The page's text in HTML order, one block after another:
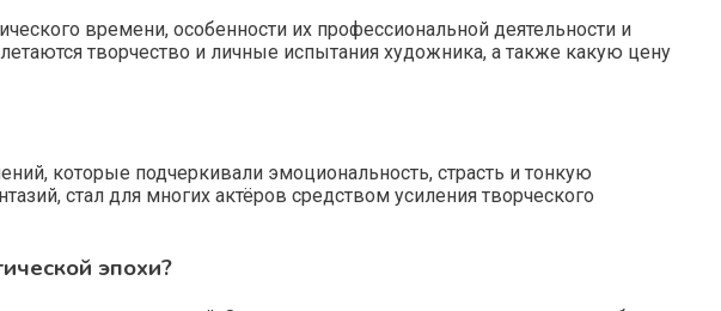
времени, особенности их профессиональной деятельности и
творчество и личные испытания художника, а также какую цену
которые подчеркивали эмоциональность, страсть и тонкую
стал для многих актёров средством усиления творческого
эпохи?